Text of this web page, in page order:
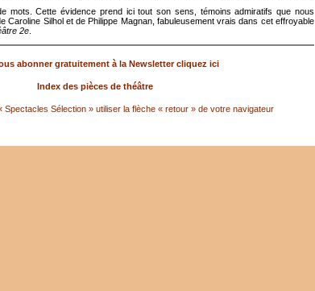
mots. Cette évidence prend ici tout son sens, témoins admiratifs que nous
Caroline Silhol et de Philippe Magnan, fabuleusement vrais dans cet effroyable
2e
abonner gratuitement à la Newsletter cliquez ici
Index des pièces de théâtre
Spectacles Sélection » utiliser la flèche « retour » de votre navigateur